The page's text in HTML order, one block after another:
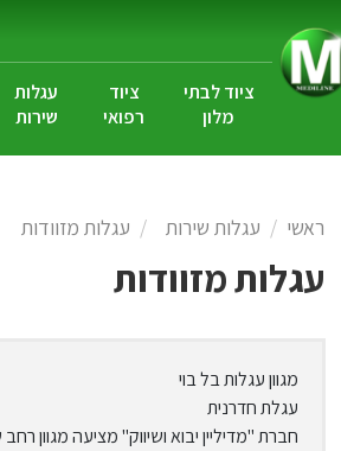
ציוד לבתי
מלון
ציוד
רפואי
עגלות
שירות
ראשי עגלות שירות עגלות מזוודות
עגלות מזוודות
מגוון עגלות בל בוי
עגלת חדרנית
חברת "מדיליין יבוא ושיווק" מציעה מגוון